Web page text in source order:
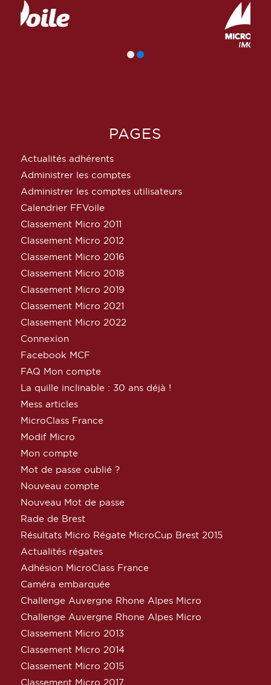
PAGES
Actualités adhérents
Administrer les comptes
Administrer les comptes utilisateurs
Calendrier FFVoile
Classement Micro 2011
Classement Micro 2012
Classement Micro 2016
Classement Micro 2018
Classement Micro 2019
Classement Micro 2021
Classement Micro 2022
Connexion
Facebook MCF
FAQ Mon compte
La quille inclinable : 30 ans déjà !
Mess articles
MicroClass France
Modif Micro
Mon compte
Mot de passe oublié ?
Nouveau compte
Nouveau Mot de passe
Rade de Brest
Résultats Micro Régate MicroCup Brest 2015
Actualités régates
Adhésion MicroClass France
Caméra embarquée
Challenge Auvergne Rhone Alpes Micro
Challenge Auvergne Rhone Alpes Micro
Classement Micro 2013
Classement Micro 2014
Classement Micro 2015
Classement Micro 2017